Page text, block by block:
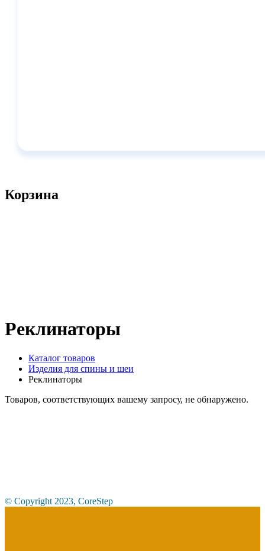
Корзина
Реклинаторы
Каталог товаров
Изделия для спины и шеи
Реклинаторы
Товаров, соответствующих вашему запросу, не обнаружено.
© Copyright 2023, CoreStep